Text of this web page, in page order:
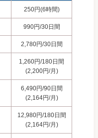
250円(6時間)
990円/30日間
2,780円/30日間
1,260円/180日間
(2,200円/月)
6,490円/90日間
(2,164円/月)
12,980円/180日間
(2,164円/月)